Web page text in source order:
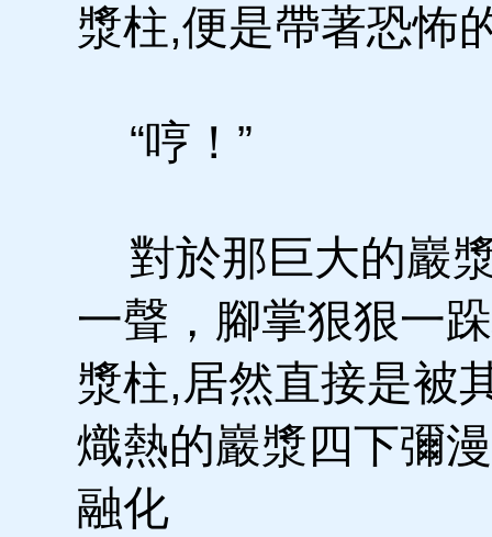
漿柱,便是帶著恐怖
“哼！”
對於那巨大的巖
一聲，腳掌狠狠一
漿柱,居然直接是被
熾熱的巖漿四下彌
融化